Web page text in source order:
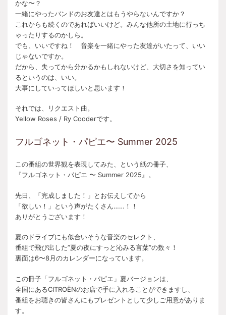
かな〜？
一緒にやったバンドのお友達とはもうやらないんですか？
これからも続くのであればいいけど。みんな他所の土地に行っち
ゃったりするのかしら。
でも、いいですね！ 音楽を一緒にやった友達がいたって、いい
じゃないですか。
だから、失ってから分かるかもしれないけど、大切さを知ってい
るというのは、いい。
大事にしていってほしいと思います！
それでは、リクエスト曲。
Yellow Roses / Ry Cooderです。
フルゴネット・パピエ〜 Summer 2025
この番組の世界観を表現してみた、という紙の冊子、
『フルゴネット・パピエ 〜 Summer 2025』。
先日、「完成しました！」とお伝えしてから
「欲しい！」という声がたくさん……！！
ありがとうございます！
夏のドライブにも似合いそうな音楽のセレクト、
番組で飛び出した”夏の夜にすっと沁みる言葉”の数々！
裏面は6〜8月のカレンダーになっています。
この冊子「フルゴネット・パピエ」夏バージョンは、
全国にあるCITROËNのお店で手に入れることができますし、
番組をお聴きの皆さんにもプレゼントとして少しご用意がありま
す。